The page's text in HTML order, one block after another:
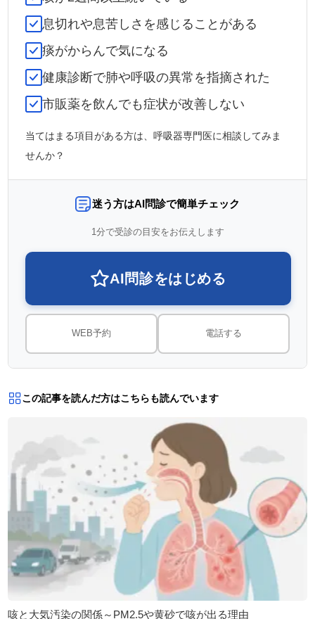
息切れや息苦しさを感じることがある
痰がからんで気になる
健康診断で肺や呼吸の異常を指摘された
市販薬を飲んでも症状が改善しない
当てはまる項目がある方は、呼吸器専門医に相談してみま
せんか？
迷う方はAI問診で簡単チェック
1分で受診の目安をお伝えします
AI問診をはじめる
WEB予約 電話する
この記事を読んだ方はこちらも読んでいます
咳と大気汚染の関係～PM2.5や黄砂で咳が出る理由